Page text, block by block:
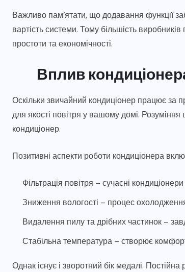
Важливо пам’ятати, що додавання функції
вартість системи. Тому більшість
простоти та економічності.
Вплив
Оскільки звичайний кондиціонер працює за
для якості повітря у вашому домі.
кондиціонер.
Позитивні аспекти роботи кондиціонера
Фільтрація повітря – сучасні
Зниження вологості – процес
Видалення пилу та дрібних частинок –
Стабільна температура – створює
Однак існує і зворотний бік медалі.